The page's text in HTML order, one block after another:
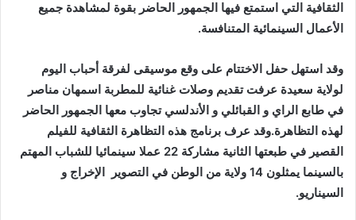
الثقافية التي استمتع فيها الجمهور الحاضر بقوة لمشاهدة جميع
الأعمال السينمائية المتنافسة.
وقد استهل حفل الاختتام على وقع موسيقى لفرقة أحباب اليوم
لولاية سعيدة عرفت تقديم وصلات غنائية للمطربة اسمهان مناصر
في طابع الراي و القبائلي و الأندلسي تجاوب معها الجمهور الحاضر
لهذه التظاهرة.وقد عرف برنامج هذه التظاهرة الثقافية للفيلم
القصير في طبعتها الثانية مشاركة 22 عملا سينمائيا للشباب المهتم
بالسينما يمثلون 14 ولاية من الوطن في التصوير الإخراج و
السيناريو.